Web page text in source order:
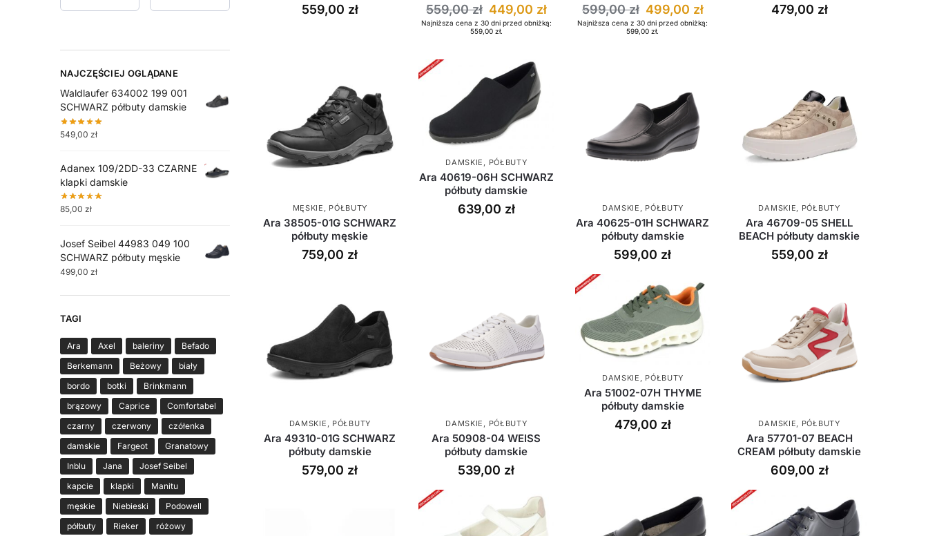
559,00 zł 559,00zł 449,00 zł
Najniższa cena z 30 dni przed obniżką:
559,00 zł.
599,00zł 499,00 zł
Najniższa cena z 30 dni przed obniżką:
599,00zł.
479,00 zł
MĘSKIE , PÓŁBUTY
Ara 38505-01G SCHWARZ
półbuty męskie
759,00 zł
DAMSKIE , PÓŁBUTY
Ara 40619-06H SCHWARZ
półbuty damskie
639,00 zł DAMSKIE , PÓŁBUTY
Ara 40625-01H SCHWARZ
półbuty damskie
599,00 zł
DAMSKIE, PÓŁBUTY
Ara 46709-05 SHELL
BEACH półbuty damskie
559,00 zł
DAMSKIE , PÓŁBUTY
Ara 49310-01G SCHWARZ
półbuty damskie
579,00 zł
DAMSKIE , PÓŁBUTY
Ara 50908-04 WEISS
półbuty damskie
539,00 zł
DAMSKIE PÓŁBUTY
Ara 51002-07H THYME
półbuty damskie
479,00 zł DAMSKIE, PÓŁBUTY
Ara 57701-07 BEACH
CREAM półbuty damskie
609,00 zł
NAJCZĘŚCIEJ OGLĄDANE
Waldlaufer 634002 199 001
SCHWARZ półbuty damskie
549,00 zł
Adanex 109/2DD-33 CZARNE
klapki damskie
85,00 zł
Josef Seibel 44983 049 100
SCHWARZ półbuty męskie
499,00 zł
TAGI
Ara Axel baleriny
Befado
Berkemann
Beżowy
biały
bordo
botki
Brinkmann
brązowy
Caprice
Comfortabel
czarny
czerwony
czółenka
damskie
Fargeot
Granatowy
Inblu
Jana
Josef Seibel
kapcie
klapki
Manitu
męskie
Niebieski
Podowell
półbuty
Rieker
różowy